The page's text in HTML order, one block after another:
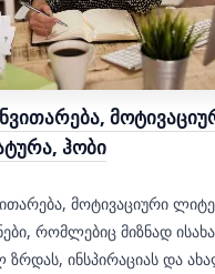
ჰობი
მოტივაციური
რომლებიც მიზნად
ინსპირაციას და